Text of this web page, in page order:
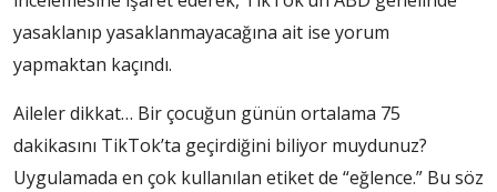
yasaklanıp yasaklanmayacağına ait ise yorum
yapmaktan kaçındı.
Aileler dikkat… Bir çocuğun günün ortalama 75
dakikasını TikTok’ta geçirdiğini biliyor muydunuz?
Uygulamada en çok kullanılan etiket de “eğlence.” Bu söz